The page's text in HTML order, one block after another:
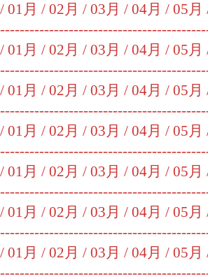
01月 / 02月 / 03月 / 04月 / 05月
01月 / 02月 / 03月 / 04月 / 05月
01月 / 02月 / 03月 / 04月 / 05月
01月 / 02月 / 03月 / 04月 / 05月
01月 / 02月 / 03月 / 04月 / 05月
01月 / 02月 / 03月 / 04月 / 05月
01月 / 02月 / 03月 / 04月 / 05月